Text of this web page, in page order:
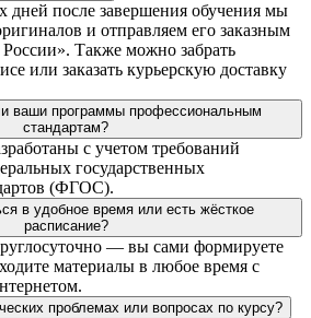
дней после завершения обучения мы
и отправляем его заказным
Также можно забрать
или заказать курьерскую доставку
ваши программы профессиональным
стандартам?
с учетом требований
государственных
(ФГОС).
в удобное время или есть жёсткое
расписание?
— вы сами формируете
материалы в любое время с
проблемах или вопросах по курсу?